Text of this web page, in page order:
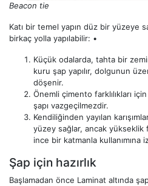
Beacon tie
Katı bir temel yapın düz bir yüzeye
birkaç yolla yapılabilir: •
Küçük odalarda, tahta bir
kuru şap yapılır, dolgunun
döşenir.
Önemli çimento farklılıkları
şapı vazgeçilmezdir.
Kendiliğinden yayılan
yüzey sağlar, ancak yükseklik
ince bir katmanla kullanımına
Şap için hazırlık
Başlamadan önce Laminat altında